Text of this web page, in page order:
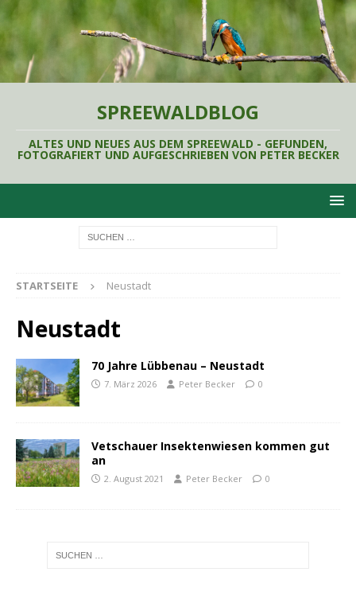
SPREEWALDBLOG
ALTES UND NEUES AUS DEM SPREEWALD - GEFUNDEN,
FOTOGRAFIERT UND AUFGESCHRIEBEN VON PETER BECKER
STARTSEITE Neustadt
Neustadt
70 Jahre Lübbenau – Neustadt
7. März 2026 Peter Becker 0
Vetschauer Insektenwiesen kommen gut
an
2. August 2021 Peter Becker 0